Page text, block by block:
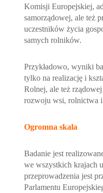
Komisji Europejskiej,
samorządowej, ale też
uczestników życia
samych rolników.
Przykładowo, wyniki
tylko na realizację i
Rolnej, ale też
rozwoju wsi, rolnictwa
Ogromna skala
Badanie jest
we wszystkich krajach
przeprowadzenia jest
Parlamentu